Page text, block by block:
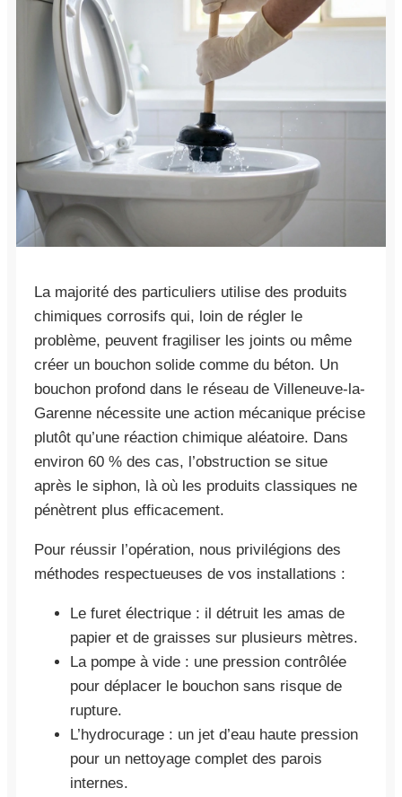
La majorité des particuliers utilise des produits
chimiques corrosifs qui, loin de régler le
problème, peuvent fragiliser les joints ou même
créer un bouchon solide comme du béton. Un
bouchon profond dans le réseau de Villeneuve-la-
Garenne nécessite une action mécanique précise
plutôt qu’une réaction chimique aléatoire. Dans
environ 60 % des cas, l’obstruction se situe
après le siphon, là où les produits classiques ne
pénètrent plus efficacement.
Pour réussir l’opération, nous privilégions des
méthodes respectueuses de vos installations :
Le furet électrique : il détruit les amas de
papier et de graisses sur plusieurs mètres.
La pompe à vide : une pression contrôlée
pour déplacer le bouchon sans risque de
rupture.
L’hydrocurage : un jet d’eau haute pression
pour un nettoyage complet des parois
internes.